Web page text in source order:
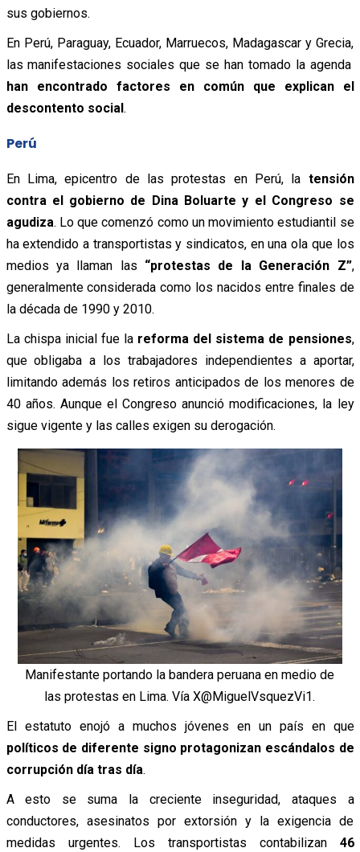
sus gobiernos.
En Perú, Paraguay, Ecuador, Marruecos, Madagascar y Grecia,
las manifestaciones sociales que se han tomado la agenda
han encontrado factores en común que explican el
descontento social.
Perú
En Lima, epicentro de las protestas en Perú, la tensión
contra el gobierno de Dina Boluarte y el Congreso se
agudiza. Lo que comenzó como un movimiento estudiantil se
ha extendido a transportistas y sindicatos, en una ola que los
medios ya llaman las “protestas de la Generación Z”,
generalmente considerada como los nacidos entre finales de
la década de 1990 y 2010.
La chispa inicial fue lareforma del sistema de pensiones,
que obligaba a los trabajadores independientes a aportar,
limitando además los retiros anticipados de los menores de
40 años. Aunque el Congreso anunció modificaciones, la ley
sigue vigente y las calles exigen su derogación.
Manifestante portando la bandera peruana en medio de
las protestas en Lima. Vía X@MiguelVsquezVi1.
El estatuto enojó a muchos jóvenes en un país en que
políticos de diferente signo protagonizan escándalos de
corrupción día tras día.
A esto se suma la creciente inseguridad, ataques a
conductores, asesinatos por extorsión y la exigencia de
medidas urgentes. Los transportistas contabilizan46